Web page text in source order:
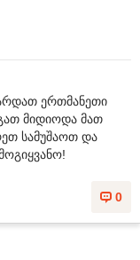
ერთმანეთი
მიდიოდა მათ
სამუშაოთ და
0